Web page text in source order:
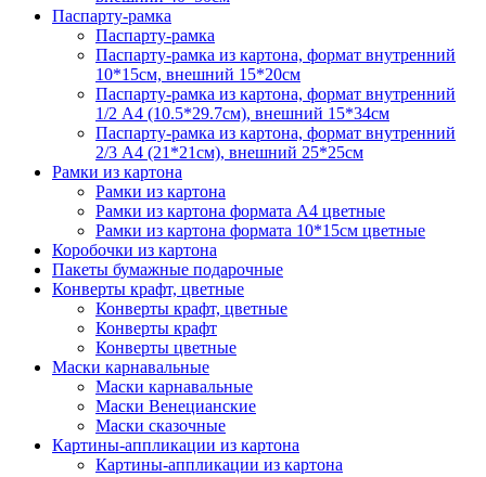
Паспарту-рамка
Паспарту-рамка
Паспарту-рамка из картона, формат внутренний
10*15см, внешний 15*20см
Паспарту-рамка из картона, формат внутренний
1/2 А4 (10.5*29.7см), внешний 15*34см
Паспарту-рамка из картона, формат внутренний
2/3 А4 (21*21см), внешний 25*25см
Рамки из картона
Рамки из картона
Рамки из картона формата А4 цветные
Рамки из картона формата 10*15см цветные
Коробочки из картона
Пакеты бумажные подарочные
Конверты крафт, цветные
Конверты крафт, цветные
Конверты крафт
Конверты цветные
Маски карнавальные
Маски карнавальные
Маски Венецианские
Маски сказочные
Картины-аппликации из картона
Картины-аппликации из картона